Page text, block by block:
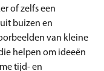
of zelfs een
buizen en
van kleine
helpen om ideeën
tijd- en